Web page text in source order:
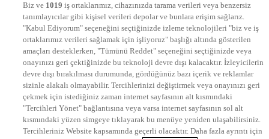
STAR
EURO STAR
KRAL POP TV
DYG Radyolar
NTV RADYO
KRAL FM
KRAL POP
EKSEN
VOYAGE
DYG Dijital
ntv.com.tr
ntvspor.net
Biz ve 1019 iş ortaklarımız, cihazınızda tarama verileri veya benzersiz
tanımlayıcılar gibi kişisel verileri depolar ve bunlara erişim sağlarız.
"Kabul Ediyorum" seçeneğini seçtiğinizde izleme teknolojileri "biz ve iş
ortaklarımız verileri sağlamak için işliyoruz" başlığı altında gösterilen
amaçları desteklerken, "Tümünü Reddet" seçeneğini seçtiğinizde veya
onayınızı geri çektiğinizde bu teknoloji devre dışı kalacaktır. İzleyicilerin
devre dışı bırakılması durumunda, gördüğünüz bazı içerik ve reklamlar
sizinle alakalı olmayabilir. Tercihlerinizi değiştirmek veya onayınızı geri
çekmek için istediğiniz zaman internet sayfasının alt kısmındaki
"Tercihleri Yönet" bağlantısına veya varsa internet sayfasının sol alt
kısmındaki yüzen simgeye tıklayarak bu menüye yeniden ulaşabilirsiniz.
Tercihleriniz Website kapsamında geçerli olacaktır. Daha fazla ayrıntı için